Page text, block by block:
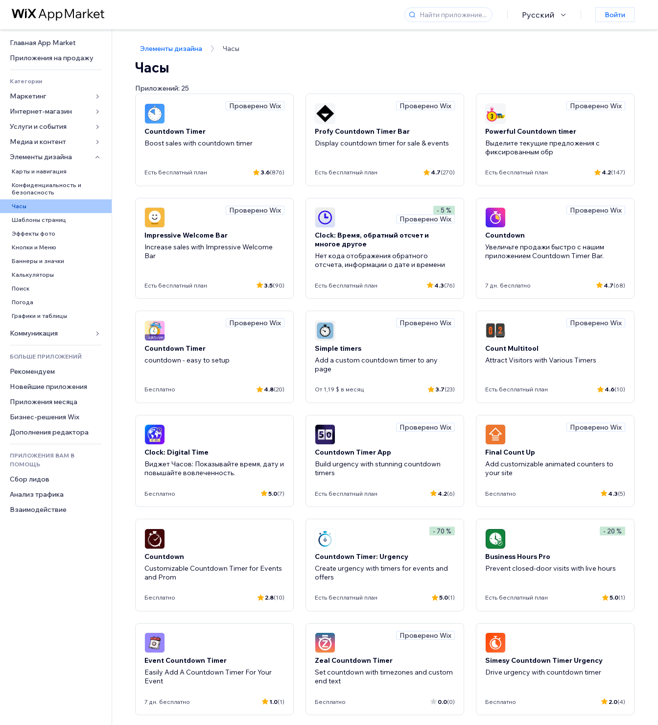
Русский Войти
Главная App Market
Приложения на продажу
Категории
Маркетинг
Реклама
Моб. версия
Веб-аналитика
Списки сайтов
Эл. почта
Конверсия
Интернет-магазин
Приложения для магазинов
Доставка
Кнопки продаж
Бухгалтерский учет
Купоны и лояльность
Складские услуги
Дропшиппинг
Цены и подписки
Краудфандинг
Еда и напитки
Услуги и события
Отели
События
Рестораны
Недвижимость
Онлайн-запись
Медиа и контент
Галерея
Музыка
Подкасты
Обмен файлами
Контент-сервисы
Эффекты текста
Элементы дизайна
Карты и навигация
Конфиденциальность и
безопасность
Часы
Шаблоны страниц
Эффекты фото
Кнопки и Меню
Баннеры и значки
Калькуляторы
Поиск
Погода
Графики и таблицы
Формы
Опросы
Чат
Комментарии
Телефон
Сообщество
Отзывы и комментарии
Управление отношениями с
клиентом (CRM)
БОЛЬШЕ ПРИЛОЖЕНИЙ
Рекомендуем
Новейшие приложения
Приложения месяца
Бизнес-решения Wix
Дополнения редактора
ПРИЛОЖЕНИЯ ВАМ В
ПОМОЩЬ
Сбор лидов
Анализ трафика
Взаимодействие
Элементы дизайна Часы
Часы
Приложений: 25
Проверено Wix
Countdown Timer
Boost sales with countdown timer
Есть бесплатный план 3.6(876)
Проверено Wix
Profy Countdown Timer Bar
Display countdown timer for sale & events
Есть бесплатный план 4.7(270)
Проверено Wix
Powerful Countdown timer
Выделите текущие предложения с
фиксированным обр
Есть бесплатный план 4.2(147)
Проверено Wix
Impressive Welcome Bar
Increase sales with Impressive Welcome
Bar
Есть бесплатный план 3.5(90)
- 5 %
Проверено Wix
Clock: Время, обратный отсчет и
многое другое
Нет кода отображения обратного
отсчета, информации о дате и времени
Есть бесплатный план 4.3(76)
Проверено Wix
Countdown
Увеличьте продажи быстро с нашим
приложением Countdown Timer Bar.
7 дн. бесплатно 4.7(68)
Проверено Wix
Countdown Timer
countdown - easy to setup
Бесплатно 4.8(20)
Проверено Wix
Simple timers
Add a custom countdown timer to any
page
От 1,19 $ в месяц 3.7(23)
Проверено Wix
Count Multitool
Attract Visitors with Various Timers
Есть бесплатный план 4.6(10)
Clock: Digital Time
Виджет Часов: Показывайте время, дату и
повышайте вовлеченность.
Бесплатно 5.0(7)
Проверено Wix
Countdown Timer App
Build urgency with stunning countdown
timers
Есть бесплатный план 4.2(6)
Проверено Wix
Final Count Up
Add customizable animated counters to
your site
Бесплатно 4.3(5)
Countdown
Customizable Countdown Timer for Events
and Prom
Бесплатно 2.8(10)
- 70 %
Countdown Timer: Urgency
Create urgency with timers for events and
offers
Есть бесплатный план 5.0(1)
- 20 %
Business Hours Pro
Prevent closed-door visits with live hours
Есть бесплатный план 5.0(1)
Event Countdown Timer
Easily Add A Countdown Timer For Your
Event
7 дн. бесплатно 1.0(1)
Проверено Wix
Zeal Countdown Timer
Set countdown with timezones and custom
end text
Бесплатно 0.0(0)
Simesy Countdown Timer Urgency
Drive urgency with countdown timer
Бесплатно 2.0(4)